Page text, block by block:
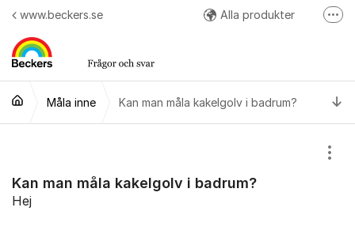
Hoppa till innehåll
www.beckers.se Alla produkter
Easy Colour App
Måla inne Kan man måla kakelgolv i badrum?
Kan man måla kakelgolv i badrum?
Hej